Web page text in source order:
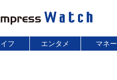
フ エンタメ マネー